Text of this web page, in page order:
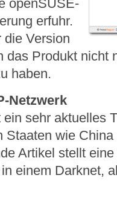
openSUSE-
erfuhr.
die Version
das Produkt nicht
haben.
Netzwerk
sehr aktuelles
Staaten wie
Artikel stellt
einem Darknet,